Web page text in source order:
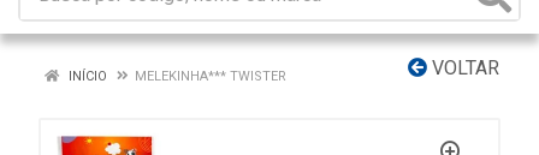
VOLTAR
INÍCIO MELEKINHA*** TWISTER